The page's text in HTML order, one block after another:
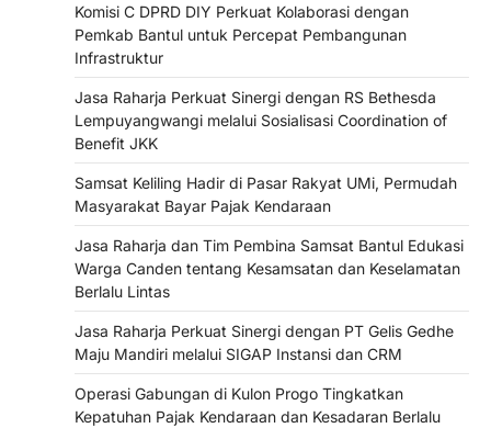
Komisi C DPRD DIY Perkuat Kolaborasi dengan
Pemkab Bantul untuk Percepat Pembangunan
Infrastruktur
Jasa Raharja Perkuat Sinergi dengan RS Bethesda
Lempuyangwangi melalui Sosialisasi Coordination of
Benefit JKK
Samsat Keliling Hadir di Pasar Rakyat UMi, Permudah
Masyarakat Bayar Pajak Kendaraan
Jasa Raharja dan Tim Pembina Samsat Bantul Edukasi
Warga Canden tentang Kesamsatan dan Keselamatan
Berlalu Lintas
Jasa Raharja Perkuat Sinergi dengan PT Gelis Gedhe
Maju Mandiri melalui SIGAP Instansi dan CRM
Operasi Gabungan di Kulon Progo Tingkatkan
Kepatuhan Pajak Kendaraan dan Kesadaran Berlalu